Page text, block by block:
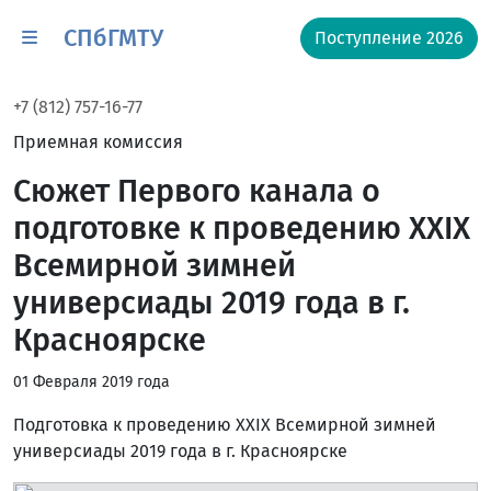
СПбГМТУ Поступление 2026
+7 (812) 757-16-77
Приемная комиссия
Сюжет Первого канала о
подготовке к проведению XXIX
Всемирной зимней
универсиады 2019 года в г.
Красноярске
01 Февраля 2019 года
Подготовка к проведению XXIX Всемирной зимней
универсиады 2019 года в г. Красноярске